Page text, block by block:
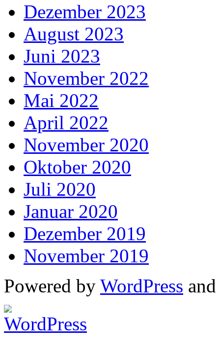
Dezember 2023
August 2023
Juni 2023
November 2022
Mai 2022
April 2022
November 2020
Oktober 2020
Juli 2020
Januar 2020
Dezember 2019
November 2019
Powered by WordPress